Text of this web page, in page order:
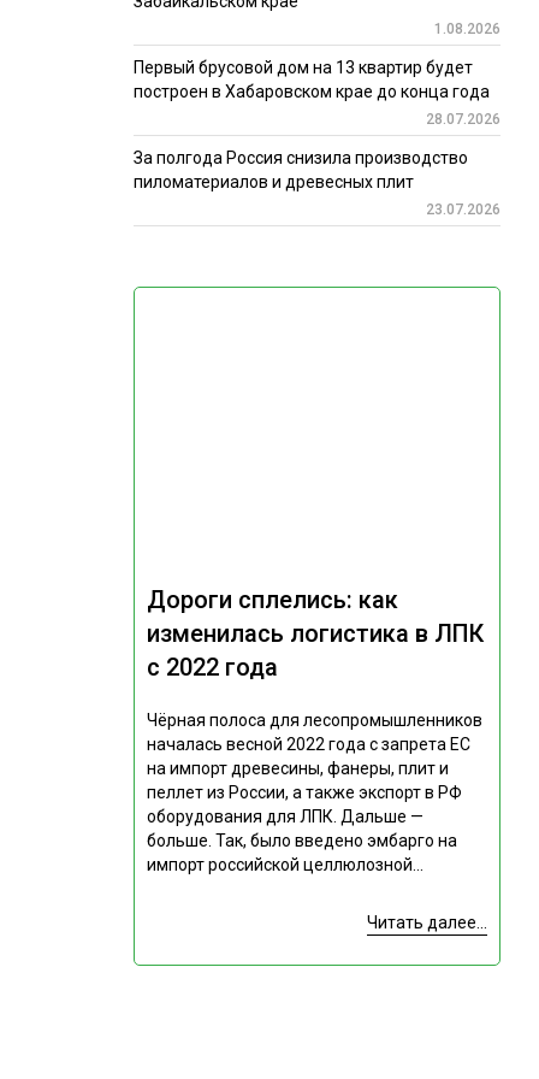
Дороги сплелись: как
изменилась логистика в ЛПК
с 2022 года
Чёрная полоса для лесопромышленников
началась весной 2022 года с запрета ЕС
на импорт древесины, фанеры, плит и
пеллет из России, а также экспорт в РФ
оборудования для ЛПК. Дальше —
больше. Так, было введено эмбарго на
импорт российской целлюлозной...
Читать далее...
1.08.2026
Первый брусовой дом на 13 квартир будет
построен в Хабаровском крае до конца года
28.07.2026
За полгода Россия снизила производство
пиломатериалов и древесных плит
23.07.2026